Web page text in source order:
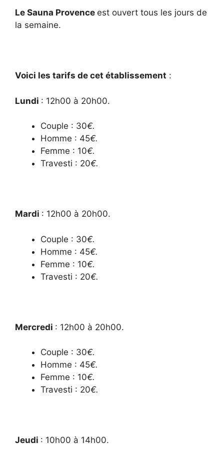
Le Sauna Provence est ouvert tous les jours de
la semaine.
Voici les tarifs de cet établissement :
Lundi : 12h00 à 20h00.
Couple : 30€.
Homme : 45€.
Femme : 10€.
Travesti : 20€.
Mardi : 12h00 à 20h00.
Couple : 30€.
Homme : 45€.
Femme : 10€.
Travesti : 20€.
Mercredi : 12h00 à 20h00.
Couple : 30€.
Homme : 45€.
Femme : 10€.
Travesti : 20€.
Jeudi : 10h00 à 14h00.